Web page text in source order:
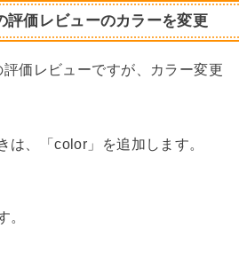
評価レビューのカラーを変更
価レビューですが、カラー変更
は、「color」を追加します。
。